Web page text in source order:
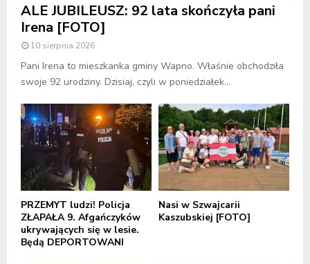
ALE JUBILEUSZ: 92 lata skończyła pani
Irena [FOTO]
10 sierpnia 2026
Pani Irena to mieszkanka gminy Wapno. Właśnie obchodziła
swoje 92 urodziny. Dzisiaj, czyli w poniedziałek...
PRZEMYT ludzi! Policja
ZŁAPAŁA 9. Afgańczyków
ukrywających się w lesie.
Będą DEPORTOWANI
Nasi w Szwajcarii
Kaszubskiej [FOTO]